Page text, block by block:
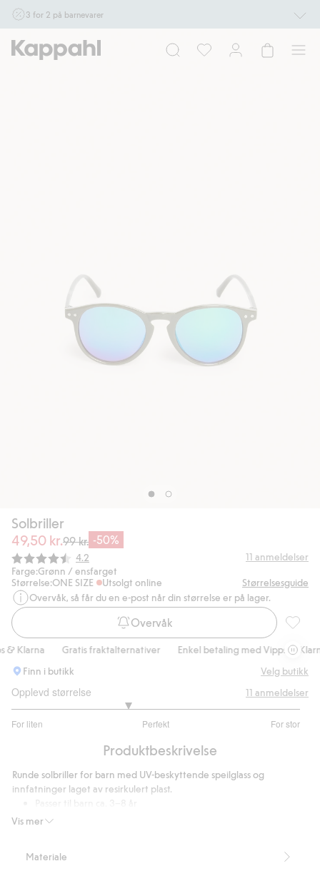
3 for 2 på barnevarer
17/8 i butikk & online for deg som er eller blir medlem. Kan ikke kombineres med
andre tilbud eller rabatter.
Solbriller
49,50 kr.99 kr. -50%
Gjennomsnittskarakter:
4.2 11 anmeldelser
Farge:Grønn / ensfarget
Størrelse:ONE SIZE Utsolgt online
Størrelsesguide
Overvåk, så får du en e-post når din størrelse er på lager.
Overvåk
Klarna Gratis fraktalternativer
Enkel betaling med Vipps & Klarna
Finn i butikk
Velg butikk
Opplevd størrelse
For liten Perfekt For stor
av
10
stemmer
11 anmeldelser
Produktbeskrivelse
Vis mer
Runde solbriller for barn med UV-beskyttende speilglass og
innfatninger laget av resirkulert plast.
Inneholder 100 % resirkulert plast.
Materiale